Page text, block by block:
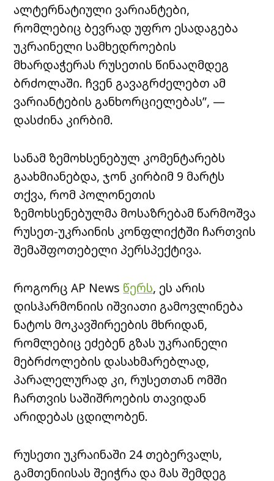
ალტერნატიული ვარიანტები,
რომლებიც ბევრად უფრო ესადაგება
უკრაინელი სამხედროების
მხარდაჭერას რუსეთის წინააღმდეგ
ბრძოლაში. ჩვენ გავაგრძელებთ ამ
ვარიანტების განხორციელებას”, —
დასძინა კირბიმ.
სანამ ზემოხსენებულ კომენტარებს
გაახმიანებდა, ჯონ კირბიმ 9 მარტს
თქვა, რომ პოლონეთის
ზემოხსენებულმა მოსაზრებამ წარმოშვა
რუსეთ-უკრაინის კონფლიქტში ჩართვის
შემაშფოთებელი პერსპექტივა.
როგორც AP News წერს, ეს არის
დისჰარმონიის იშვიათი გამოვლინება
ნატოს მოკავშირეების მხრიდან,
რომლებიც ეძებენ გზას უკრაინელი
მებრძოლების დასახმარებლად,
პარალელურად კი, რუსეთთან ომში
ჩართვის საშიშროების თავიდან
არიდებას ცდილობენ.
რუსეთი უკრაინაში 24 თებერვალს,
გამთენიისას შეიჭრა და მას შემდეგ